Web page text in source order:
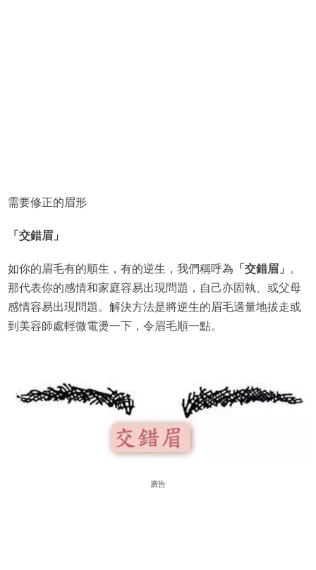
需要修正的眉形
「交錯眉」
如你的眉毛有的順生，有的逆生，我們稱呼為 「交錯眉」
。
那代表你的感情和家庭容易出現問題，自己亦固執、或父母
感情容易出現問題。解決方法是將逆生的眉毛適量地拔走或
到美容師處輕微電燙一下，令眉毛順一點。
廣告